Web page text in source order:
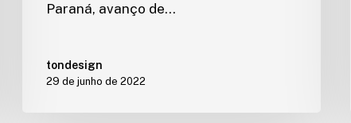
Paraná, avanço de…
tondesign
29 de junho de 2022